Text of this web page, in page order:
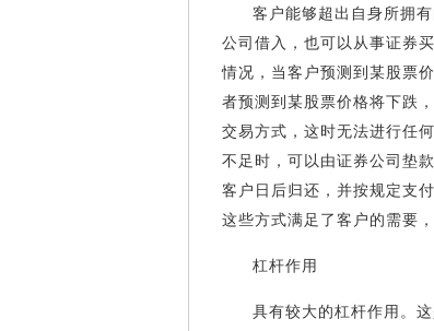
客户能够超出自身所拥
公司借入，也可以从事证券
情况，当客户预测到某股票
者预测到某股票价格将下跌
交易方式，这时无法进行任
不足时，可以由证券公司垫
客户日后归还，并按规定支
这些方式满足了客户的需要
杠杆作用
具有较大的杠杆作用。